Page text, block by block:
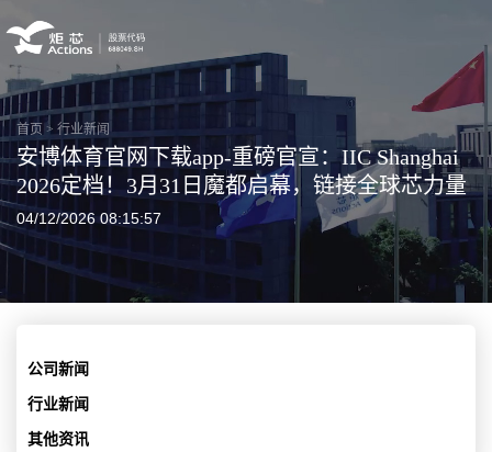
首页 > 行业新闻
安博体育官网下载app-重磅官宣：IIC Shanghai
2026定档！3月31日魔都启幕，链接全球芯力量
04/12/2026 08:15:57
公司新闻
行业新闻
其他资讯